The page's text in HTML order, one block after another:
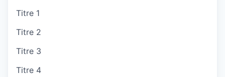
Titre 1
Titre 2
Titre 3
Titre 4